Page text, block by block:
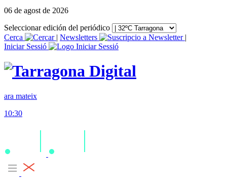
06 de agost de 2026
Seleccionar edición del periódico
Cerca
| Newsletters
|
Iniciar Sessió
ara mateix
10:30